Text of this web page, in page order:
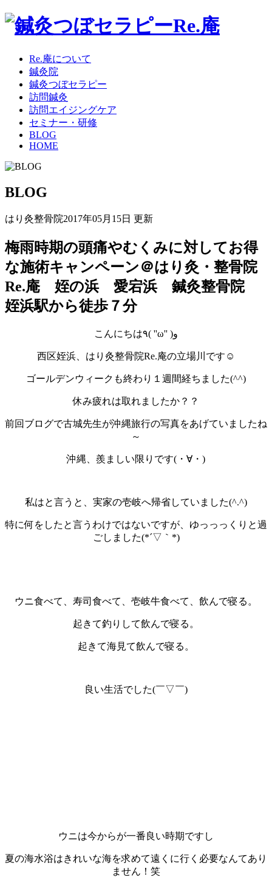
Re.庵について
鍼灸院
鍼灸つぼセラピー
訪問鍼灸
訪問エイジングケア
セミナー・研修
BLOG
HOME
BLOG
はり灸整骨院2017年05月15日 更新
梅雨時期の頭痛やむくみに対してお得
な施術キャンペーン＠はり灸・整骨院
Re.庵 姪の浜 愛宕浜 鍼灸整骨院
姪浜駅から徒歩７分
こんにちは٩( ''ω'' )و
西区姪浜、はり灸整骨院Re.庵の立場川です☺
ゴールデンウィークも終わり１週間経ちました(^^)
休み疲れは取れましたか？？
前回ブログで古城先生が沖縄旅行の写真をあげていましたね
～
沖縄、羨ましい限りです(・∀・)
私はと言うと、実家の壱岐へ帰省していました(^.^)
特に何をしたと言うわけではないですが、ゆっっっくりと過
ごしました(*´▽｀*)
ウニ食べて、寿司食べて、壱岐牛食べて、飲んで寝る。
起きて釣りして飲んで寝る。
起きて海見て飲んで寝る。
良い生活でした(￣▽￣)
ウニは今からが一番良い時期ですし
夏の海水浴はきれいな海を求めて遠くに行く必要なんてあり
ません！笑